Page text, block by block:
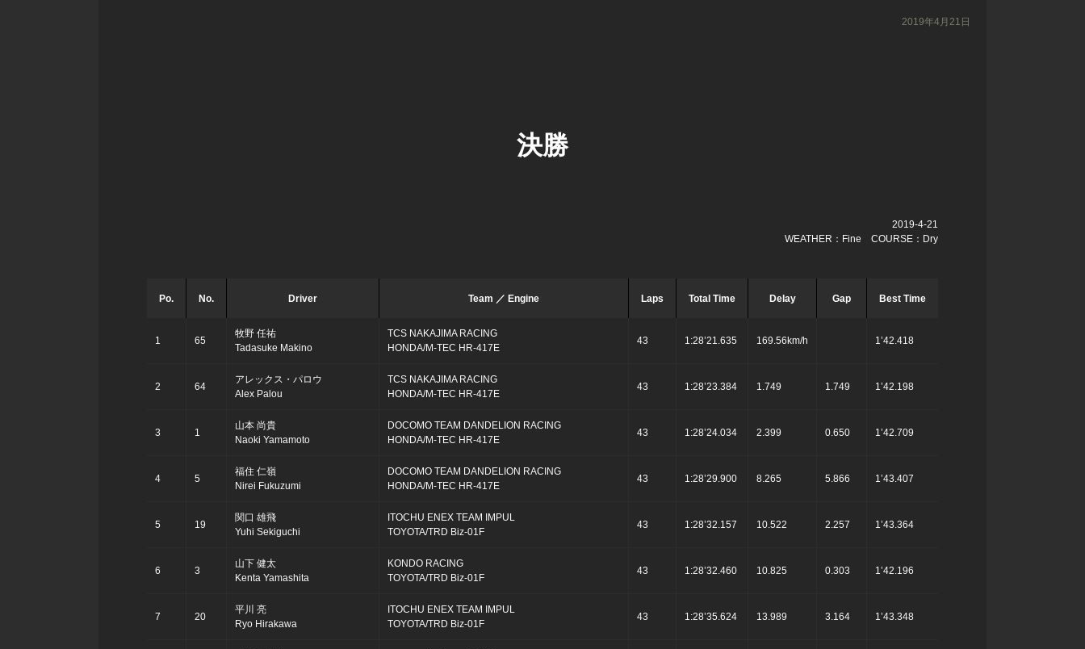
2019年4月21日
決勝
2019-4-21
WEATHER：Fine COURSE：Dry
Po. No. Driver Team ／ Engine Laps Total Time Delay Gap Best Time
1 65
牧野 任祐
Tadasuke Makino
TCS NAKAJIMA RACING
HONDA/M-TEC HR-417E
43 1:28’21.635 169.56km/h 1’42.418
2 64
アレックス・パロウ
Alex Palou
TCS NAKAJIMA RACING
HONDA/M-TEC HR-417E
43 1:28’23.384 1.749 1.749 1’42.198
3 1
山本 尚貴
Naoki Yamamoto
DOCOMO TEAM DANDELION RACING
HONDA/M-TEC HR-417E
43 1:28’24.034 2.399 0.650 1’42.709
4 5
福住 仁嶺
Nirei Fukuzumi
DOCOMO TEAM DANDELION RACING
HONDA/M-TEC HR-417E
43 1:28’29.900 8.265 5.866 1’43.407
5 19
関口 雄飛
Yuhi Sekiguchi
ITOCHU ENEX TEAM IMPUL
TOYOTA/TRD Biz-01F
43 1:28’32.157 10.522 2.257 1’43.364
6 3
山下 健太
Kenta Yamashita
KONDO RACING
TOYOTA/TRD Biz-01F
43 1:28’32.460 10.825 0.303 1’42.196
7 20
平川 亮
Ryo Hirakawa
ITOCHU ENEX TEAM IMPUL
TOYOTA/TRD Biz-01F
43 1:28’35.624 13.989 3.164 1’43.348